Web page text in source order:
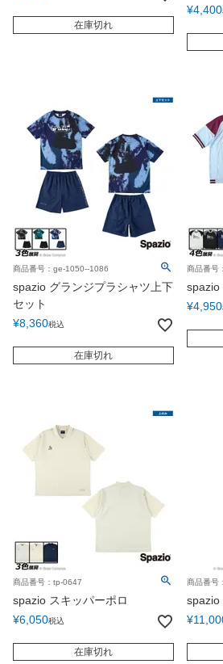
在庫切れ
¥4,400
商品番号：ge-1050--1086
spazio グランジプラシャツ上下
セット
¥8,360税込
在庫切れ
商品番号
spazio
¥4,950
商品番号：tp-0647
spazio スキッパーポロ
¥6,050税込
在庫切れ
商品番号
spazio
¥